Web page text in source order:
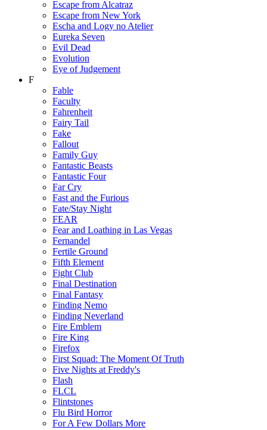
Escape from Alcatraz
Escape from New York
Escha and Logy no Atelier
Eureka Seven
Evil Dead
Evolution
Eye of Judgement
F
Fable
Faculty
Fahrenheit
Fairy Tail
Fake
Fallout
Family Guy
Fantastic Beasts
Fantastic Four
Far Cry
Fast and the Furious
Fate/Stay Night
FEAR
Fear and Loathing in Las Vegas
Fernandel
Fertile Ground
Fifth Element
Fight Club
Final Destination
Final Fantasy
Finding Nemo
Finding Neverland
Fire Emblem
Fire King
Firefox
First Squad: The Moment Of Truth
Five Nights at Freddy's
Flash
FLCL
Flintstones
Flu Bird Horror
For A Few Dollars More